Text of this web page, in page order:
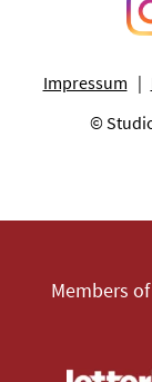
Impressum
©
Members